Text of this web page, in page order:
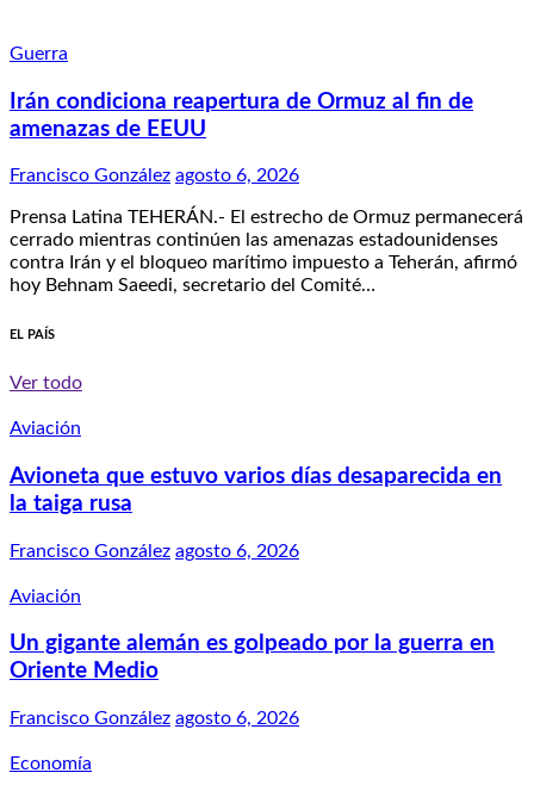
Guerra
Irán condiciona reapertura de Ormuz al fin de
amenazas de EEUU
Francisco González agosto 6, 2026
Prensa Latina TEHERÁN.- El estrecho de Ormuz permanecerá
cerrado mientras continúen las amenazas estadounidenses
contra Irán y el bloqueo marítimo impuesto a Teherán, afirmó
hoy Behnam Saeedi, secretario del Comité…
EL PAÍS
Ver todo
Aviación
Avioneta que estuvo varios días desaparecida en
la taiga rusa
Francisco González agosto 6, 2026
Aviación
Un gigante alemán es golpeado por la guerra en
Oriente Medio
Francisco González agosto 6, 2026
Economía